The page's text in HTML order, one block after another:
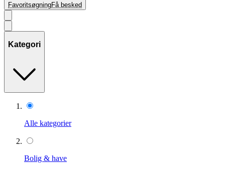
FavoritsøgningFå besked
Kategori
Alle kategorier
Bolig & have